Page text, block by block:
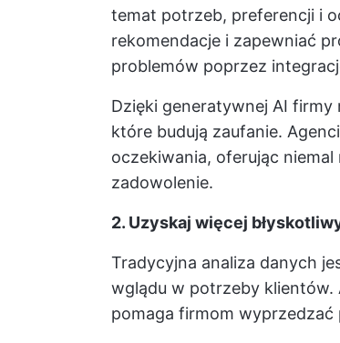
temat potrzeb, preferencji i
rekomendacje i zapewniać
problemów poprzez
Dzięki generatywnej AI firmy
które budują zaufanie.
oczekiwania, oferując
zadowolenie.
2. Uzyskaj więcej
Tradycyjna analiza danych
wglądu w potrzeby klientów.
pomaga firmom